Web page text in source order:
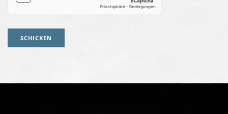
SCHICKEN